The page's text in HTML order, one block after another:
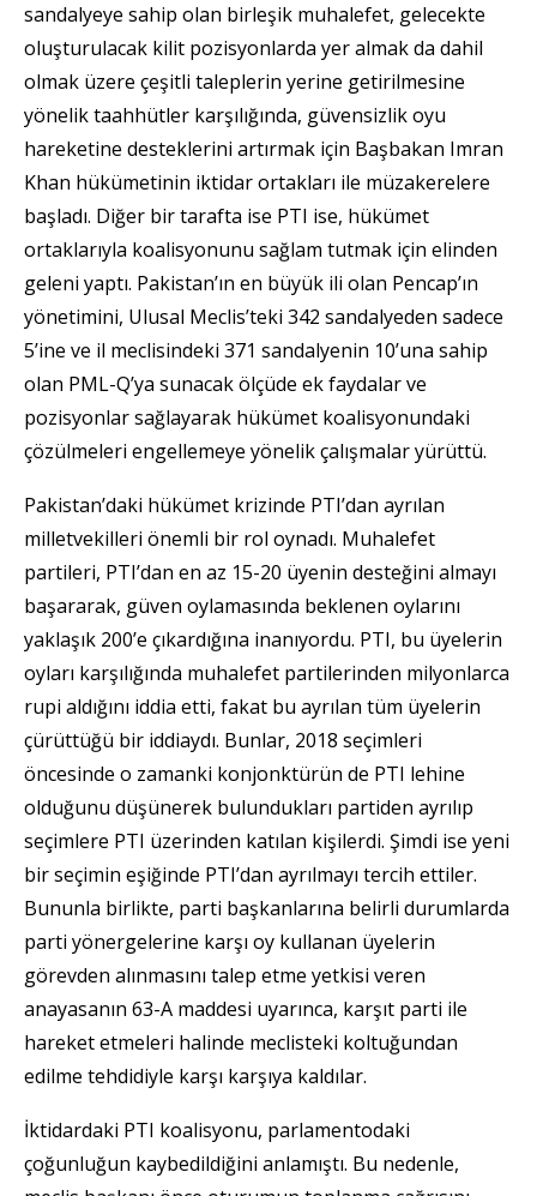
sandalyeye sahip olan birleşik muhalefet, gelecekte
oluşturulacak kilit pozisyonlarda yer almak da dahil
olmak üzere çeşitli taleplerin yerine getirilmesine
yönelik taahhütler karşılığında, güvensizlik oyu
hareketine desteklerini artırmak için Başbakan Imran
Khan hükümetinin iktidar ortakları ile müzakerelere
başladı. Diğer bir tarafta ise PTI ise, hükümet
ortaklarıyla koalisyonunu sağlam tutmak için elinden
geleni yaptı. Pakistan’ın en büyük ili olan Pencap’ın
yönetimini, Ulusal Meclis’teki 342 sandalyeden sadece
5’ine ve il meclisindeki 371 sandalyenin 10’una sahip
olan PML-Q’ya sunacak ölçüde ek faydalar ve
pozisyonlar sağlayarak hükümet koalisyonundaki
çözülmeleri engellemeye yönelik çalışmalar yürüttü.
Pakistan’daki hükümet krizinde PTI’dan ayrılan
milletvekilleri önemli bir rol oynadı. Muhalefet
partileri, PTI’dan en az 15-20 üyenin desteğini almayı
başararak, güven oylamasında beklenen oylarını
yaklaşık 200’e çıkardığına inanıyordu. PTI, bu üyelerin
oyları karşılığında muhalefet partilerinden milyonlarca
rupi aldığını iddia etti, fakat bu ayrılan tüm üyelerin
çürüttüğü bir iddiaydı. Bunlar, 2018 seçimleri
öncesinde o zamanki konjonktürün de PTI lehine
olduğunu düşünerek bulundukları partiden ayrılıp
seçimlere PTI üzerinden katılan kişilerdi. Şimdi ise yeni
bir seçimin eşiğinde PTI’dan ayrılmayı tercih ettiler.
Bununla birlikte, parti başkanlarına belirli durumlarda
parti yönergelerine karşı oy kullanan üyelerin
görevden alınmasını talep etme yetkisi veren
anayasanın 63-A maddesi uyarınca, karşıt parti ile
hareket etmeleri halinde meclisteki koltuğundan
edilme tehdidiyle karşı karşıya kaldılar.
İktidardaki PTI koalisyonu, parlamentodaki
çoğunluğun kaybedildiğini anlamıştı. Bu nedenle,